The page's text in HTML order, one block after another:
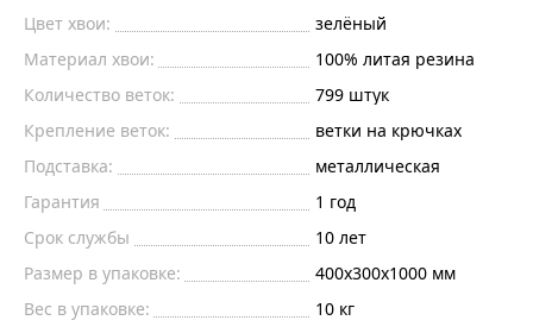
Цвет хвои:
зелёный
Материал хвои:
100% литая резина
Количество веток:
799 штук
Крепление веток:
ветки на крючках
Подставка:
металлическая
Гарантия
1 год
Срок службы
10 лет
Размер в упаковке:
400х300х1000 мм
Вес в упаковке:
10 кг